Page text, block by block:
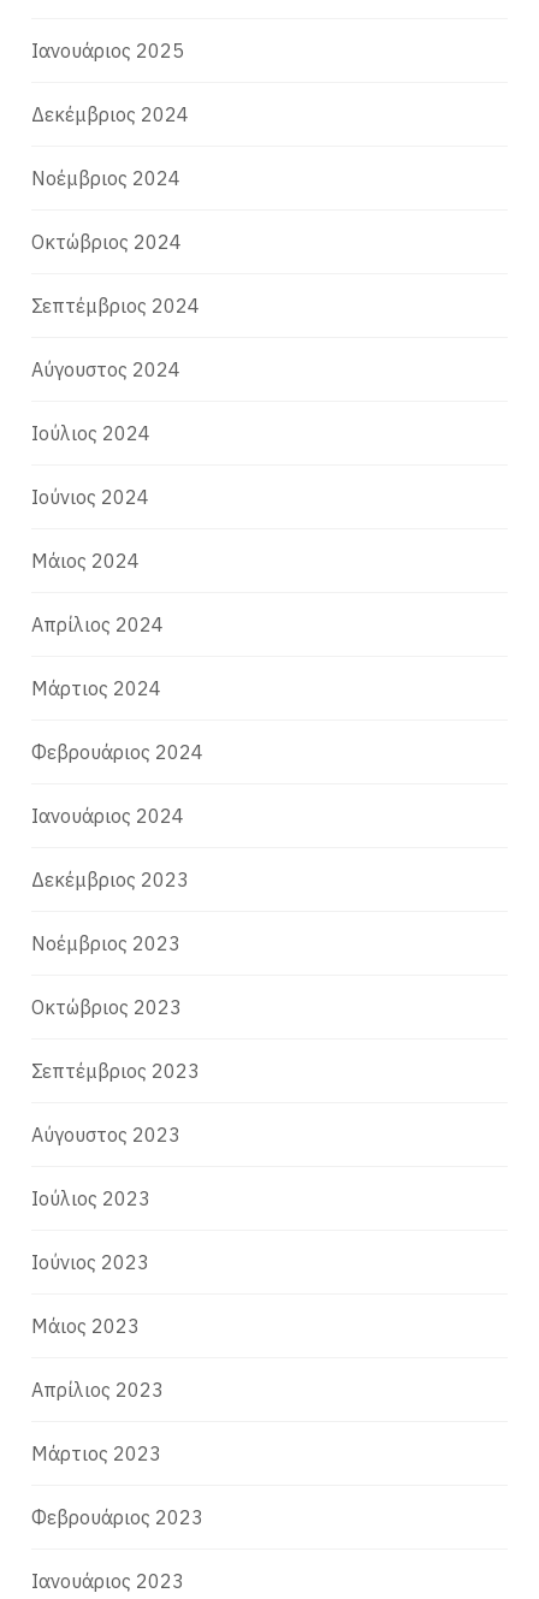
Ιανουάριος 2025
Δεκέμβριος 2024
Νοέμβριος 2024
Οκτώβριος 2024
Σεπτέμβριος 2024
Αύγουστος 2024
Ιούλιος 2024
Ιούνιος 2024
Μάιος 2024
Απρίλιος 2024
Μάρτιος 2024
Φεβρουάριος 2024
Ιανουάριος 2024
Δεκέμβριος 2023
Νοέμβριος 2023
Οκτώβριος 2023
Σεπτέμβριος 2023
Αύγουστος 2023
Ιούλιος 2023
Ιούνιος 2023
Μάιος 2023
Απρίλιος 2023
Μάρτιος 2023
Φεβρουάριος 2023
Ιανουάριος 2023